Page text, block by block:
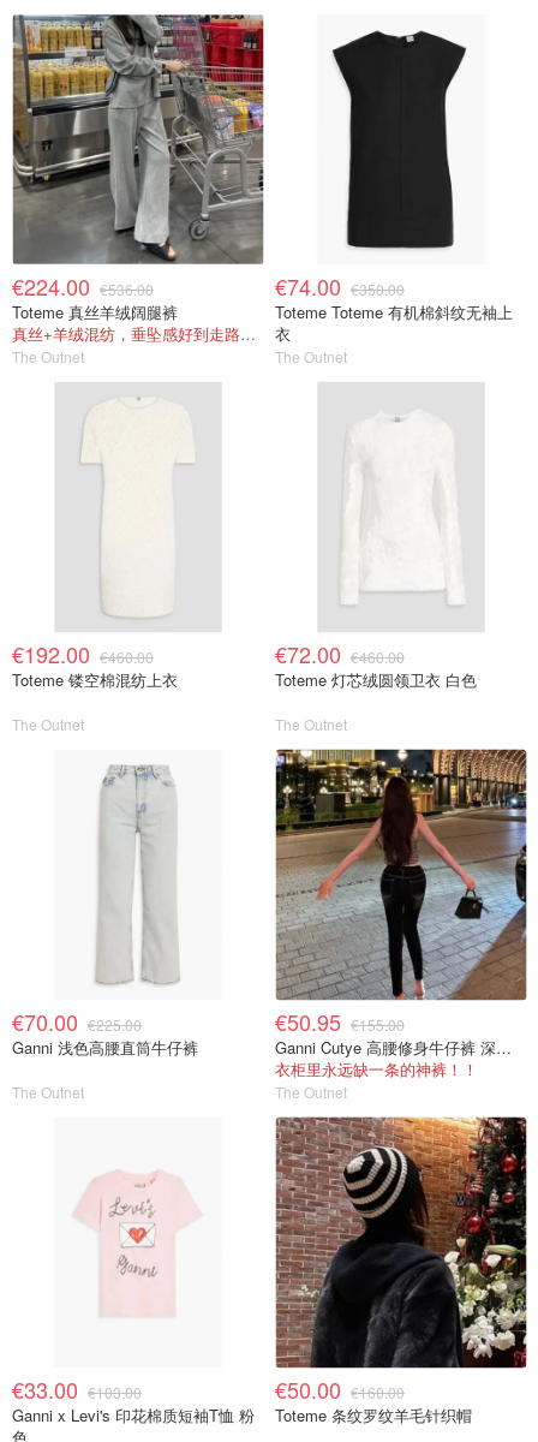
€224.00 €536.00
Toteme 真丝羊绒阔腿裤
真丝+羊绒混纺，垂坠感好到走路带风
The Outnet
€74.00 €350.00
Toteme Toteme 有机棉斜纹无袖上
衣
The Outnet
€192.00 €460.00
Toteme 镂空棉混纺上衣
The Outnet
€72.00 €460.00
Toteme 灯芯绒圆领卫衣 白色
The Outnet
€70.00 €225.00
Ganni 浅色高腰直筒牛仔裤
The Outnet
€50.95 €155.00
Ganni Cutye 高腰修身牛仔裤 深蓝色
衣柜里永远缺一条的神裤！！
The Outnet
€33.00 €103.00
Ganni x Levi's 印花棉质短袖T恤 粉
色
€50.00 €160.00
Toteme 条纹罗纹羊毛针织帽